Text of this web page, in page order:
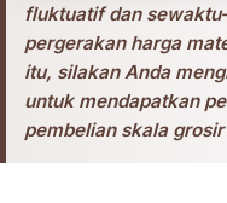
fluktuatif dan
pergerakan harga
itu, silakan Anda
untuk mendapatkan
pembelian skala